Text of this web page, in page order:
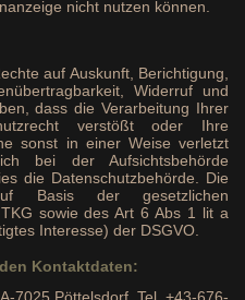
nicht nutzen können.
auf Auskunft, Berichtigung,
Widerruf und
dass die Verarbeitung Ihrer
verstößt oder Ihre
sonst in einer Weise verletzt
bei der Aufsichtsbehörde
die Datenschutzbehörde. Die
Basis der gesetzlichen
sowie des Art 6 Abs 1 lit a
Interesse) der DSGVO.
Kontaktdaten: